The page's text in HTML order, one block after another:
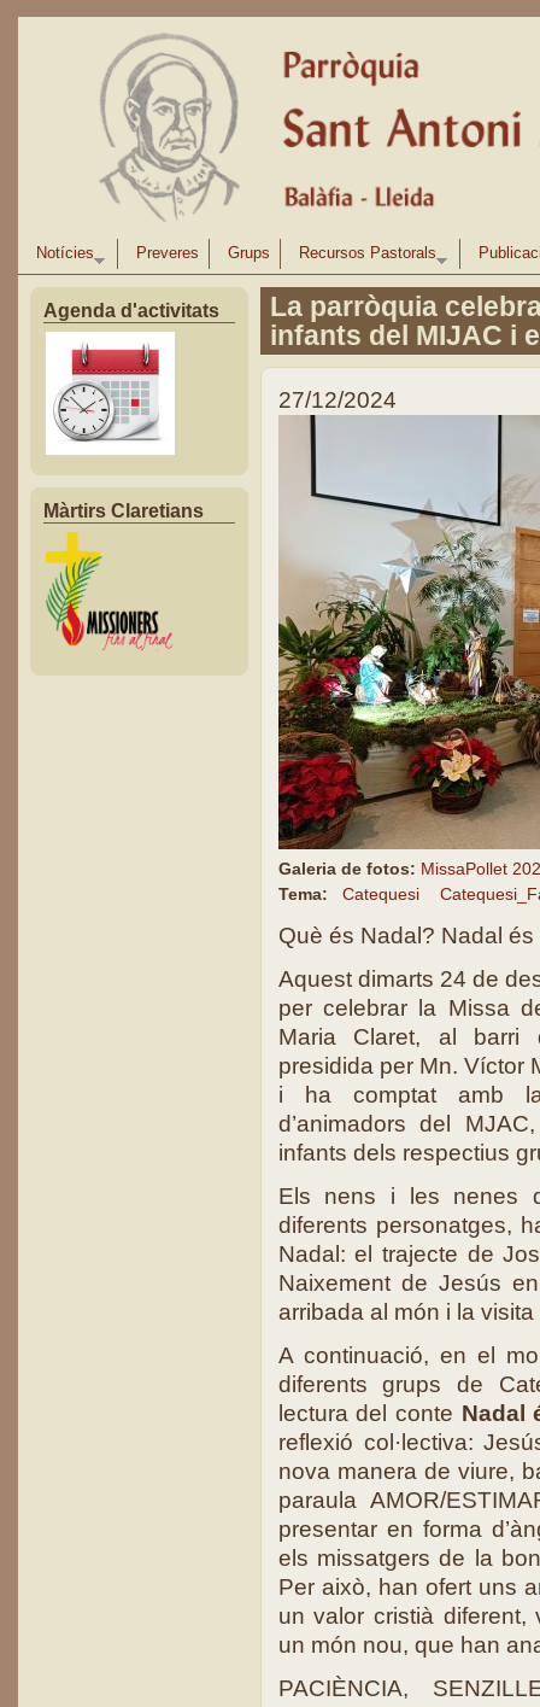
Notícies Preveres Grups Recursos Pastorals
Agenda d'activitats
Màrtirs Claretians
La parròquia
infants del MIJAC i
27/12/2024
Galeria de fotos: MissaPollet
Tema:
Catequesi
Què és Nadal? Nadal és
Aquest dimarts 24 de
per celebrar la Missa
Maria Claret, al barri
presidida per Mn. Víctor
i ha comptat amb la
d’animadors del
infants dels respectius
Els nens i les nenes
diferents personatges,
Nadal: el trajecte de
Naixement de Jesús
arribada al món i la
A continuació, en el
diferents grups de
lectura del conte Nadal
reflexió col·lectiva:
nova manera de viure,
paraula AMOR/
presentar en forma
els missatgers de la
Per això, han ofert uns
un valor cristià diferent,
un món nou, que han
PACIÈNCIA,